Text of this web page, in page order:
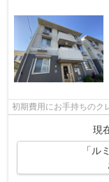
初期費用にお手持ちのク
現
「ル